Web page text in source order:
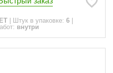
Штук в упаковке: 6
внутри